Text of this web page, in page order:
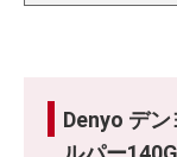
Denyo デ